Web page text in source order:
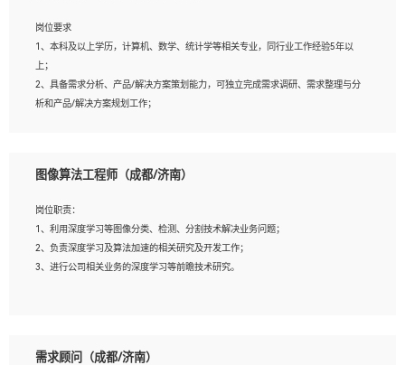
岗位要求：
1、全日制统招本科及以上学历，计算机相关专业毕业，5年以上开发工作经验；
2、具有扎实的java编程功底和良好的编码习惯，有分布式、多线程及高并发系统开
发经验和性能调优经验尤佳；熟悉JVM调优；掌握基础中间件、基础架构方案和云
平台、云产品功能特性，熟练使用相关平台的功能和了解其背后实现机制；
研发管理流程建设经验；
常用框架和技术Springboot、Shiro、springcloud等；熟悉Linux常用命令和了解常
用脚本语言，较丰富的线上系统运维经验，复杂问题排查思路清晰。
岗位要求
1、本科及以上学历，计算机、数学、统计学等相关专业，同行业工作经验5年以
上；
2、具备需求分析、产品/解决方案策划能力，可独立完成需求调研、需求整理与分
析和产品/解决方案规划工作；
出相关的解决方案，包括视频分析、图像识别、NLP、OCR、机器学习等；
AI算法框架，对人脸识别、目标检测、图像识别、OCR、NLP等AI算法有深刻理
解。具有AI平台级产品/解决方案从业经验者优先。具有大数据技术背景者优先；
6、具备良好的客户意识与沟通能力，善于学习思考、创新与团队协作，认真负责、
执行力与抗压力强。
图像算法工程师（成都/济南）
岗位职责：
1、利用深度学习等图像分类、检测、分割技术解决业务问题；
2、负责深度学习及算法加速的相关研究及开发工作；
3、进行公司相关业务的深度学习等前瞻技术研究。
2、2年以上图像处理开发经验，熟悉python和spark开发；
需求顾问（成都/济南）